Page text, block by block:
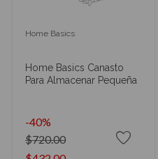
Home Basics
Home Basics Canasto
Para Almacenar Pequeña
$720.00
-40%